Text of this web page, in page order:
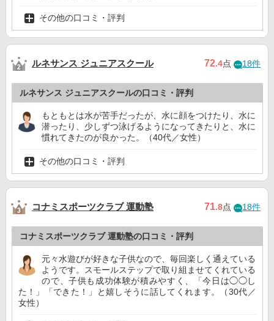
その他の口コミ・評判
ルネサンス ジュニアスクール 72.4点 18件
ルネサンス ジュニアスクールの口コミ・評判
もともとは水が苦手だったが、水に顔をつけたり、水に
潜ったり、少しずつ泳げるようになってきたりと、水に
慣れてきたのが良かった。（40代／女性）
その他の口コミ・評判
コナミスポーツクラブ 運動塾 71.8点 18件
コナミスポーツクラブ 運動塾の口コミ・評判
元々水遊びが好きな子供なので、毎回楽しく通えている
ようです。スモールステップで取り組ませてくれている
ので、子供も成功体験が積みやすく、「今日は◯◯し
た！」「できた！」と嬉しそうに話してくれます。（30代／
女性）